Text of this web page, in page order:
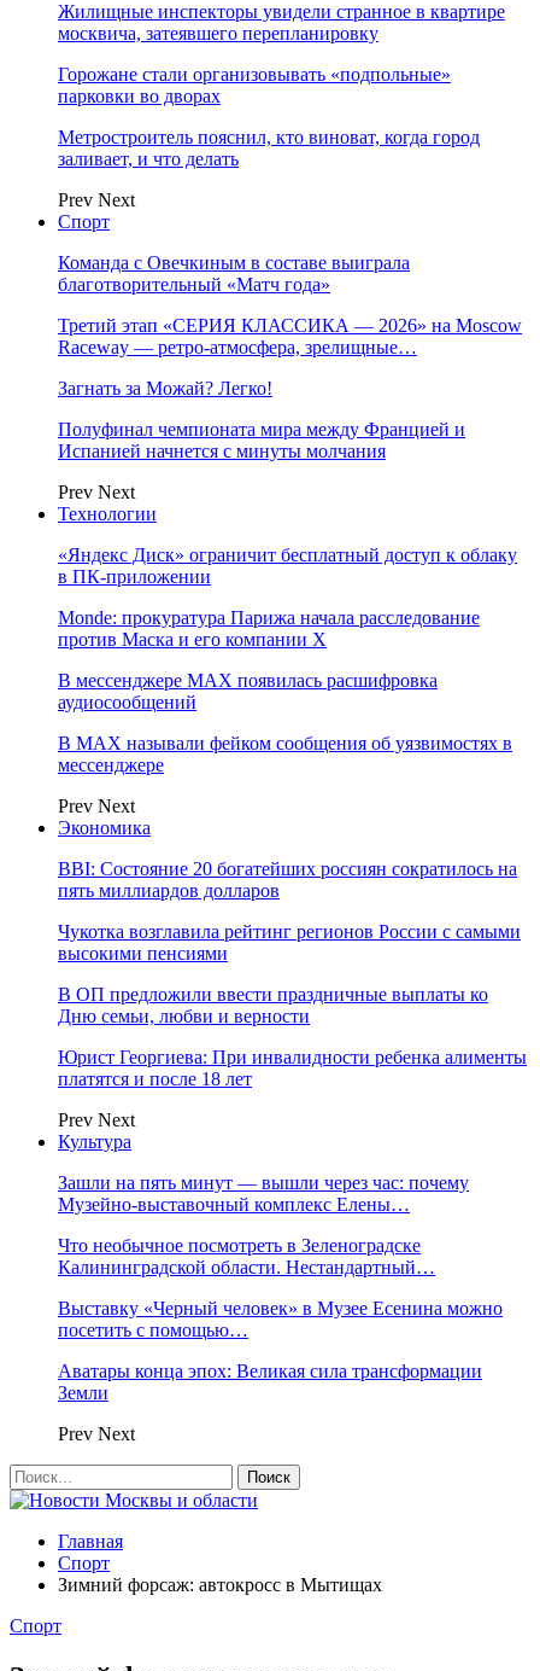
Жилищные инспекторы увидели странное в квартире
москвича, затеявшего перепланировку
Горожане стали организовывать «подпольные»
парковки во дворах
Метростроитель пояснил, кто виноват, когда город
заливает, и что делать
Prev Next
Спорт
Команда с Овечкиным в составе выиграла
благотворительный «Матч года»
Третий этап «СЕРИЯ КЛАССИКА — 2026» на Moscow
Raceway — ретро‑атмосфера, зрелищные…
Загнать за Можай? Легко!
Полуфинал чемпионата мира между Францией и
Испанией начнется с минуты молчания
Prev Next
Технологии
«Яндекс Диск» ограничит бесплатный доступ к облаку
в ПК-приложении
Monde: прокуратура Парижа начала расследование
против Маска и его компании X
В мессенджере MAX появилась расшифровка
аудиосообщений
В МAX называли фейком сообщения об уязвимостях в
мессенджере
Prev Next
Экономика
BBI: Состояние 20 богатейших россиян сократилось на
пять миллиардов долларов
Чукотка возглавила рейтинг регионов России с самыми
высокими пенсиями
В ОП предложили ввести праздничные выплаты ко
Дню семьи, любви и верности
Юрист Георгиева: При инвалидности ребенка алименты
платятся и после 18 лет
Prev Next
Культура
Зашли на пять минут — вышли через час: почему
Музейно-выставочный комплекс Елены…
Что необычное посмотреть в Зеленоградске
Калининградской области. Нестандартный…
Выставку «Черный человек» в Музее Есенина можно
посетить с помощью…
Аватары конца эпох: Великая сила трансформации
Земли
Prev Next
Главная
Спорт
Зимний форсаж: автокросс в Мытищах
Спорт